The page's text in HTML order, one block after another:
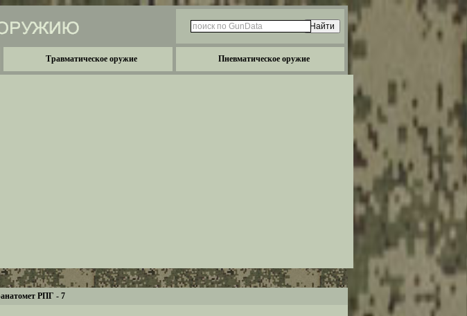
Травматическое оружие Пневматическое оружие
РПГ - 7